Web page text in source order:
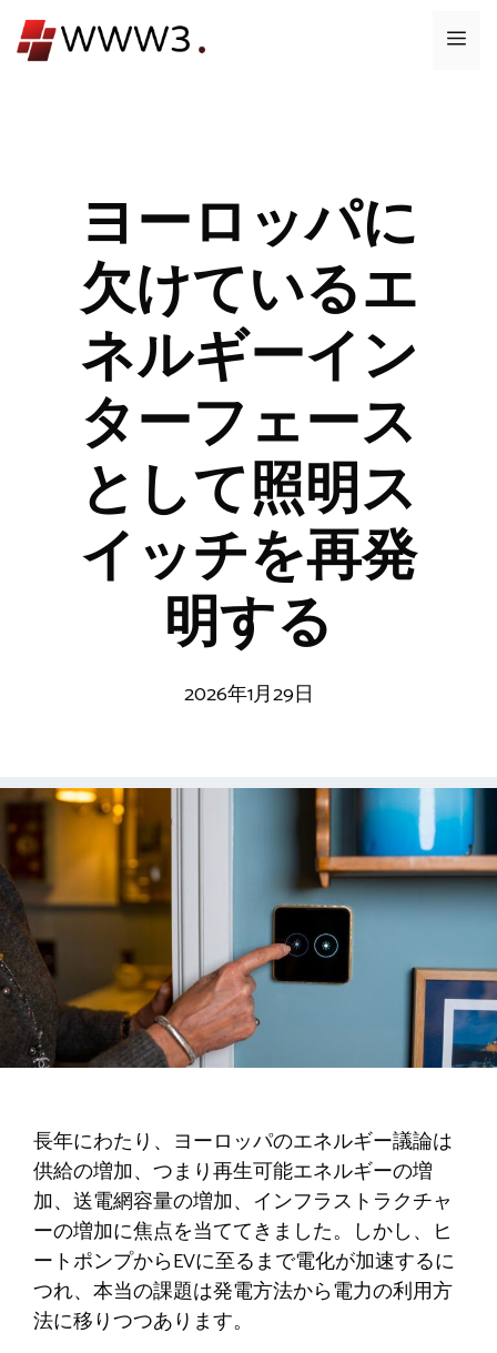
ン
メ
ヨーロッパに
欠けているエ
ネルギーイン
ターフェース
として照明ス
イッチを再発
明する
2026年1月29日
長年にわたり、ヨーロッパのエネルギー議論は
供給の増加、つまり再生可能エネルギーの増
加、送電網容量の増加、インフラストラクチャ
ーの増加に焦点を当ててきました。しかし、ヒ
ートポンプからEVに至るまで電化が加速するに
つれ、本当の課題は発電方法から電力の利用方
法に移りつつあります。